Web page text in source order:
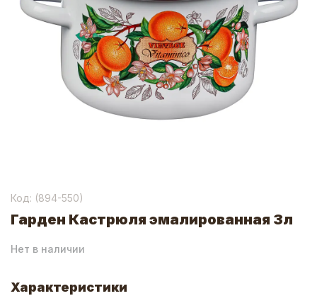
Код: (894-550)
Гарден Кастрюля эмалированная 3л
Нет в наличии
Характеристики